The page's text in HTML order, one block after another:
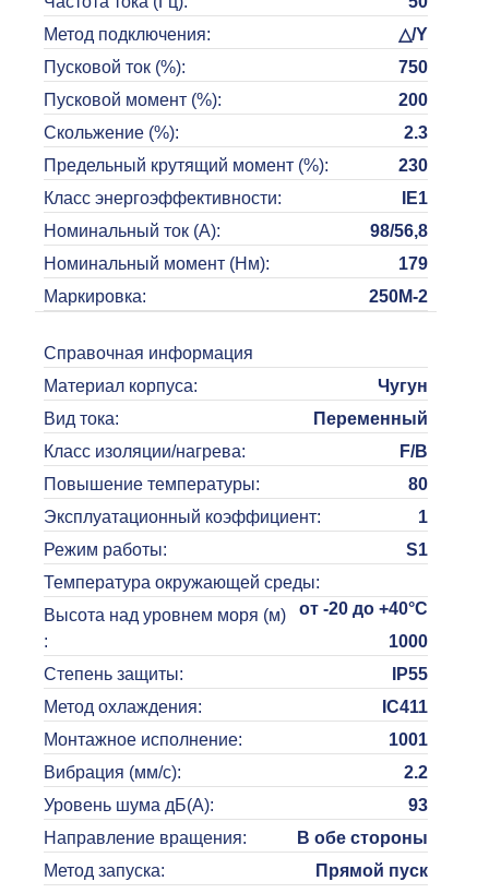
Метод подключения:
△/Y
Пусковой ток (%):
750
Пусковой момент (%):
200
Скольжение (%):
2.3
Предельный крутящий момент (%):
230
Класс энергоэффективности:
IE1
Номинальный ток (А):
98/56,8
Номинальный момент (Нм):
179
Маркировка: 250M-2
Справочная информация
Материал корпуса:
Чугун
Вид тока:
Переменный
Класс изоляции/нагрева:
F/B
Повышение температуры:
80
Эксплуатационный коэффициент:
1
Режим работы:
S1
Температура окружающей среды:
от -20 до +40°C
Высота над уровнем моря (м)
:
1000
Степень защиты:
IP55
Метод охлаждения:
IC411
Монтажное исполнение:
1001
Вибрация (мм/с):
2.2
Уровень шума дБ(A):
93
Направление вращения:
В обе стороны
Метод запуска: Прямой пуск